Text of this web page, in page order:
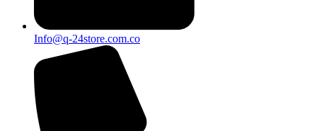
Info@q-24store.com.co